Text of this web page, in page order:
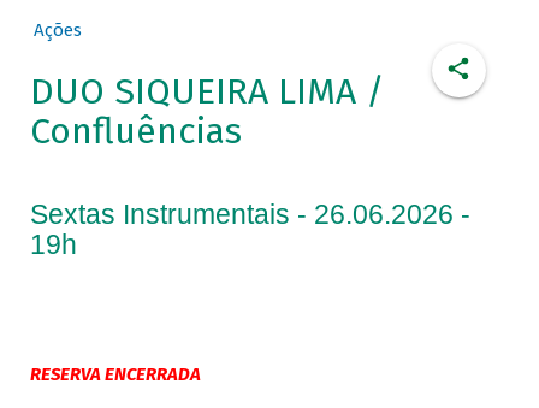
Ações
DUO SIQUEIRA LIMA /
Confluências
Sextas Instrumentais - 26.06.2026 -
19h
RESERVA ENCERRADA